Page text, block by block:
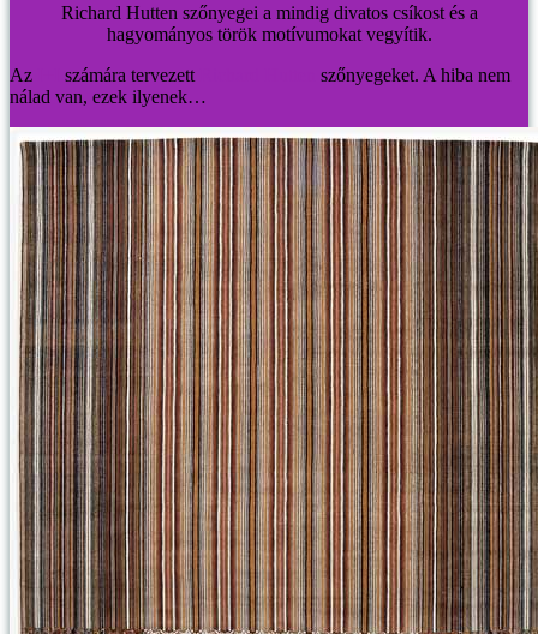
Richard Hutten szőnyegei a mindig divatos csíkost és a
hagyományos török motívumokat vegyítik.
Az
számára tervezett
szőnyegeket. A hiba nem
nálad van, ezek ilyenek…